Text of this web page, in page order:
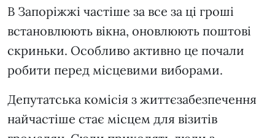
В Запоріжжі частіше за все за ці гроші
встановлюють вікна, оновлюють поштові
скриньки. Особливо активно це почали
робити перед місцевими виборами.
Депутатська комісія з життєзабезпечення
найчастіше стає місцем для візитів